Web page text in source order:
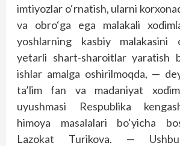
imtiyozlar o‘rnatish, ularni
va obro‘ga ega malakali
yoshlarning kasbiy malakasini
yetarli shart-sharoitlar yaratish
ishlar amalga oshirilmoqda, —
ta’lim fan va madaniyat
uyushmasi Respublika
himoya masalalari bo‘yicha
Lazokat Turikova. —